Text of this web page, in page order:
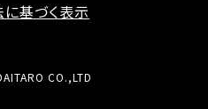
基づく表示
CO.,LTD